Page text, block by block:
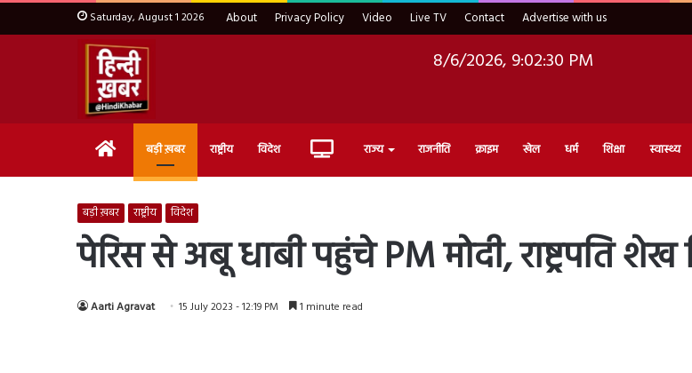
Saturday, August 1 2026 About Privacy Policy Video Live TV Contact Advertise with us
8/6/2026, 9:02:31 PM
Home बड़ी ख़बर राष्ट्रीय विदेश Live राज्य राजनीति क्राइम खेल धर्म शिक्षा स्वास्थ्य
बड़ी ख़बर राष्ट्रीय विदेश
पेरिस से अबू धाबी पहुंचे PM मोदी, राष्ट्रपति
Aarti Agravat 15 July 2023 - 12:19 PM 1 minute read